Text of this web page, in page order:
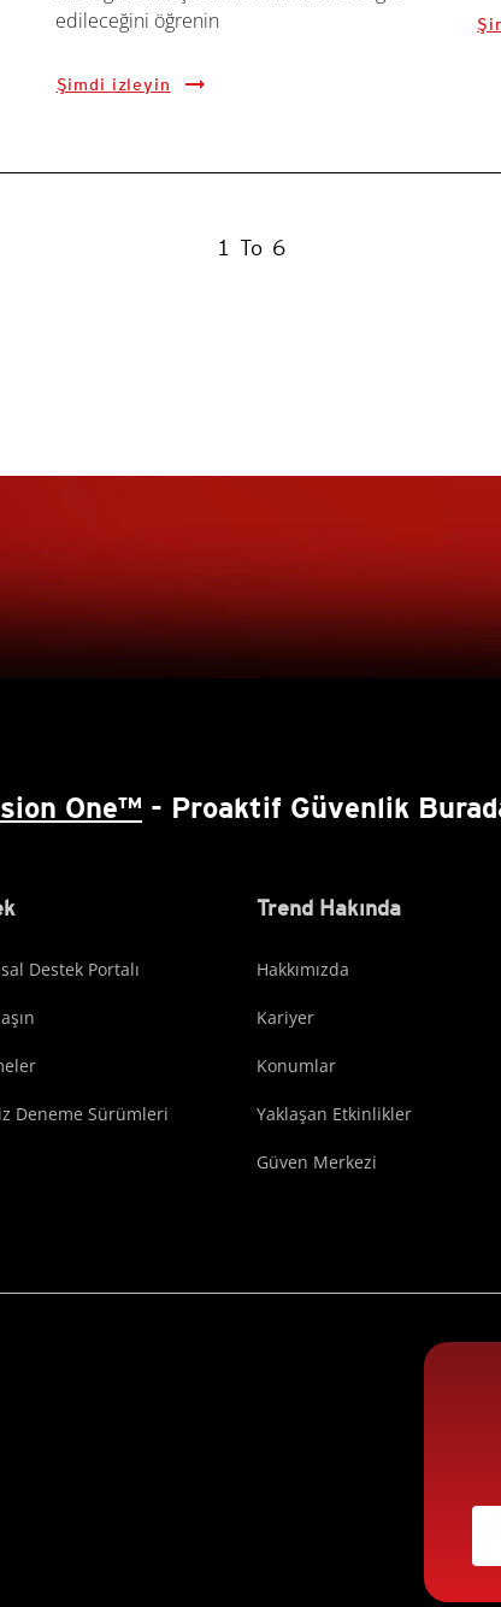
edileceğini öğrenin
Şimdi izleyin
1 To 6
One™ - Proaktif Güvenlik
Destek Portalı
Deneme Sürümleri
Trend Hakında
Hakkımızda
Kariyer
Konumlar
Yaklaşan Etkinlikler
Güven Merkezi